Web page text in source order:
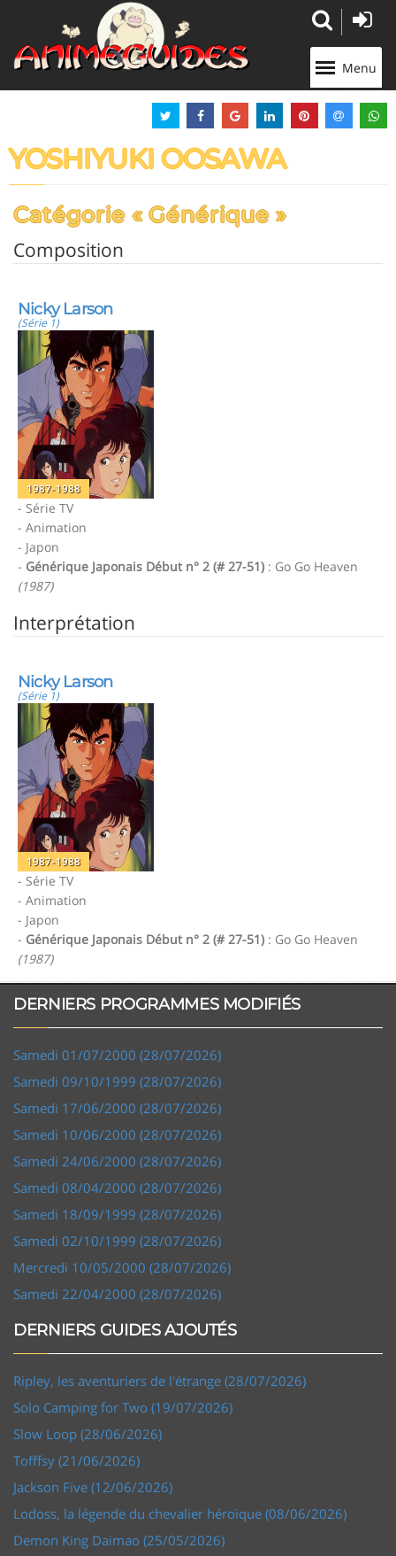
Menu
YOSHIYUKI OOSAWA
Catégorie « Générique »
Composition
Nicky Larson
(Série 1)
1987-1988
- Série TV
- Animation
- Japon
- Générique Japonais Début n° 2 (# 27-51) : Go Go Heaven
(1987)
Interprétation
Nicky Larson
(Série 1)
1987-1988
- Série TV
- Animation
- Japon
- Générique Japonais Début n° 2 (# 27-51) : Go Go Heaven
(1987)
DERNIERS PROGRAMMES MODIFIÉS
Samedi 01/07/2000 (28/07/2026)
Samedi 09/10/1999 (28/07/2026)
Samedi 17/06/2000 (28/07/2026)
Samedi 10/06/2000 (28/07/2026)
Samedi 24/06/2000 (28/07/2026)
Samedi 08/04/2000 (28/07/2026)
Samedi 18/09/1999 (28/07/2026)
Samedi 02/10/1999 (28/07/2026)
Mercredi 10/05/2000 (28/07/2026)
Samedi 22/04/2000 (28/07/2026)
DERNIERS GUIDES AJOUTÉS
Ripley, les aventuriers de l'étrange (28/07/2026)
Solo Camping for Two (19/07/2026)
Slow Loop (28/06/2026)
Tofffsy (21/06/2026)
Jackson Five (12/06/2026)
Lodoss, la légende du chevalier héroïque (08/06/2026)
Demon King Daimao (25/05/2026)
Panneau de gestion des cookies